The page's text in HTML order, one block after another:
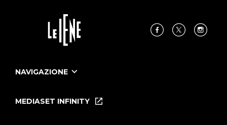
NAVIGAZIONE
Le Iene Presentano Inside
MEDIASET INFINITY